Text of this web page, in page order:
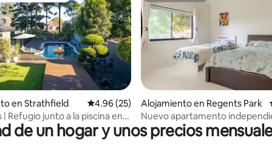
de 5, 23 reseñas
en Strathfield Calificación promedio: 4.96 de 5, 25 reseñas
4.96 (25)
| Refugio junto a la piscina en
Alojamiento en Regents Park
Nuevo apartamento
casa de la abuela
de un hogar y unos precios